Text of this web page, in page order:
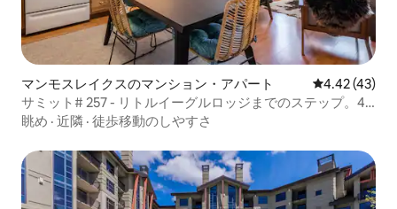
マンモスレイクスのマンション・アパート レビュー43
4.42 (43)
サミット# 257 - リトルイーグルロッジまでのステップ。4
名様用
眺め · 近隣 · 徒歩移動のしやすさ